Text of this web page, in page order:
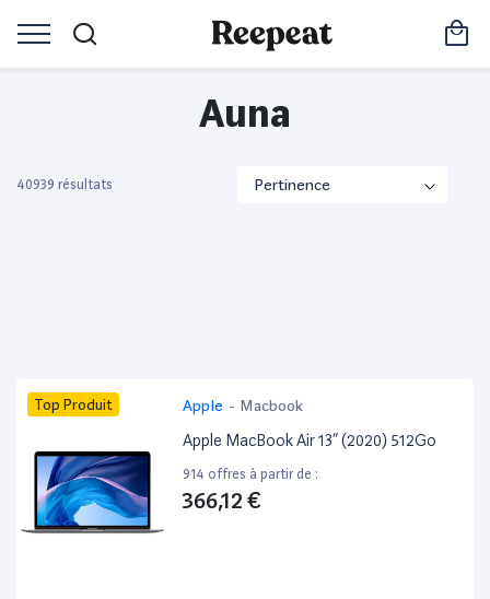
Auna
40939 résultats
Top Produit Apple - Macbook
Apple MacBook Air 13” (2020) 512Go
914 offres à partir de :
366,12 €